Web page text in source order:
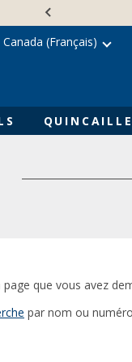
Canada (Français)
que vous avez
par nom ou